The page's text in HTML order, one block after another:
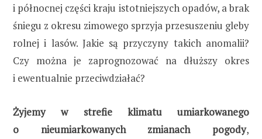
i północnej części kraju istotniejszych opadów, a brak
śniegu z okresu zimowego sprzyja przesuszeniu gleby
rolnej i lasów. Jakie są przyczyny takich anomalii?
Czy można je zaprognozować na dłuższy okres
i ewentualnie przeciwdziałać?
Żyjemy w strefie klimatu umiarkowanego
o nieumiarkowanych zmianach pogody,